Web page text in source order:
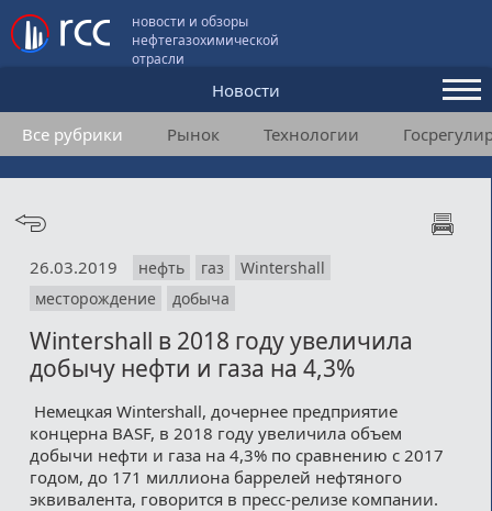
новости и обзоры
нефтегазохимической
отрасли
Новости
Аналитика и мнения
Конференции
Подписка
Пользовательское соглашение
Медиакит
Контакты
Все рубрики Рынок Технологии
26.03.2019 нефть газ
Wintershall
месторождение
добыча
Wintershall в 2018 году увеличила
добычу нефти и газа на 4,3%
Немецкая Wintershall, дочернее предприятие
концерна BASF, в 2018 году увеличила объем
добычи нефти и газа на 4,3% по сравнению с 2017
годом, до 171 миллиона баррелей нефтяного
эквивалента, говорится в пресс-релизе компании.